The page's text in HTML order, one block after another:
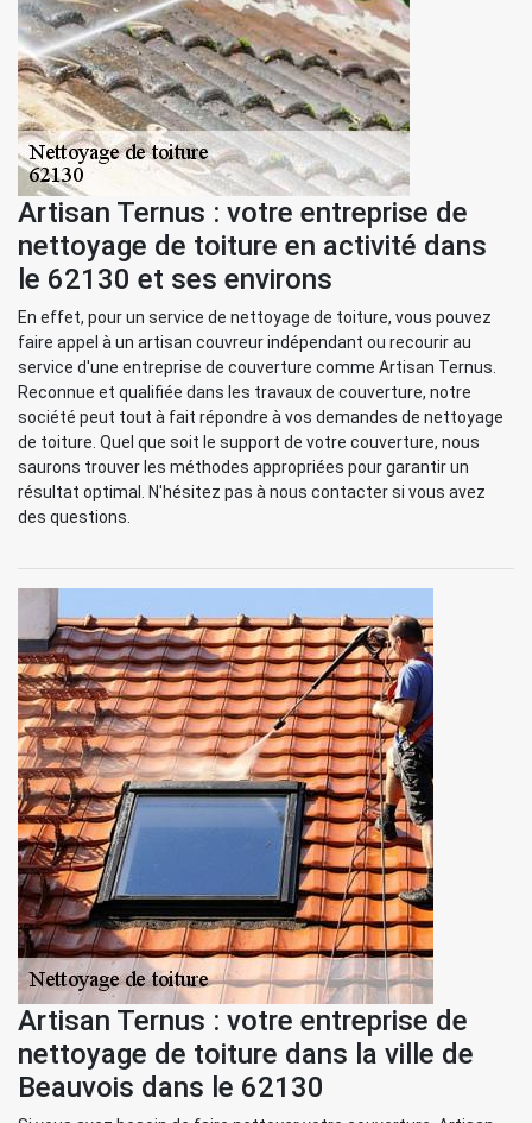
Artisan Ternus : votre entreprise de
nettoyage de toiture en activité dans
le 62130 et ses environs
En effet, pour un service de nettoyage de toiture, vous pouvez
faire appel à un artisan couvreur indépendant ou recourir au
service d'une entreprise de couverture comme Artisan Ternus.
Reconnue et qualifiée dans les travaux de couverture, notre
société peut tout à fait répondre à vos demandes de nettoyage
de toiture. Quel que soit le support de votre couverture, nous
saurons trouver les méthodes appropriées pour garantir un
résultat optimal. N'hésitez pas à nous contacter si vous avez
des questions.
Artisan Ternus : votre entreprise de
nettoyage de toiture dans la ville de
Beauvois dans le 62130